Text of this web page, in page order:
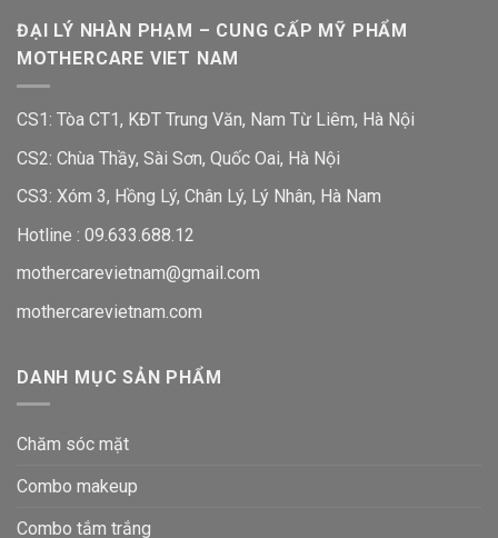
ĐẠI LÝ NHÀN PHẠM – CUNG CẤP MỸ PHẨM
MOTHERCARE VIET NAM
CS1: Tòa CT1, KĐT Trung Văn, Nam Từ Liêm, Hà Nội
CS2: Chùa Thầy, Sài Sơn, Quốc Oai, Hà Nội
CS3: Xóm 3, Hồng Lý, Chân Lý, Lý Nhân, Hà Nam
Hotline : 09.633.688.12
mothercarevietnam@gmail.com
mothercarevietnam.com
DANH MỤC SẢN PHẨM
Chăm sóc mặt
Combo makeup
Combo tắm trắng